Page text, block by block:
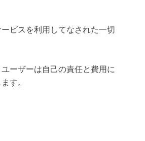
ビスを利用してなされた一切
ーザーは自己の責任と費用に
す。